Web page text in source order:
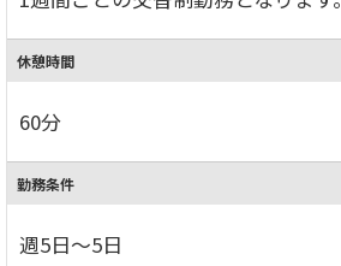
休憩時間
60分
勤務条件
週5日～5日